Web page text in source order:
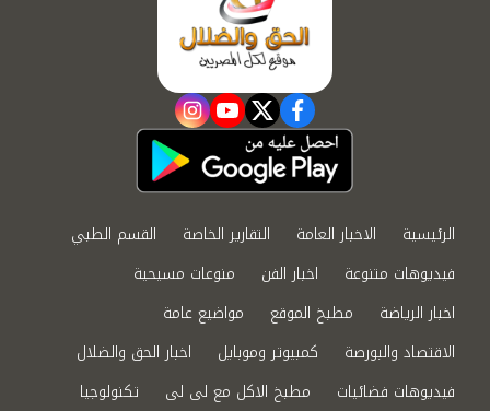
facebook
twitter
youtube
instagram
الرئيسية الاخبار العامة التقارير الخاصة
القسم الطبي
فيديوهات متنوعة
اخبار الفن
منوعات مسيحية
اخبار الرياضة
مطبخ الموقع
مواضيع عامة
الاقتصاد والبورصة
كمبيوتر وموبايل
اخبار الحق والضلال
فيديوهات فضائيات
مطبخ الاكل مع لى لى تكنولوجيا